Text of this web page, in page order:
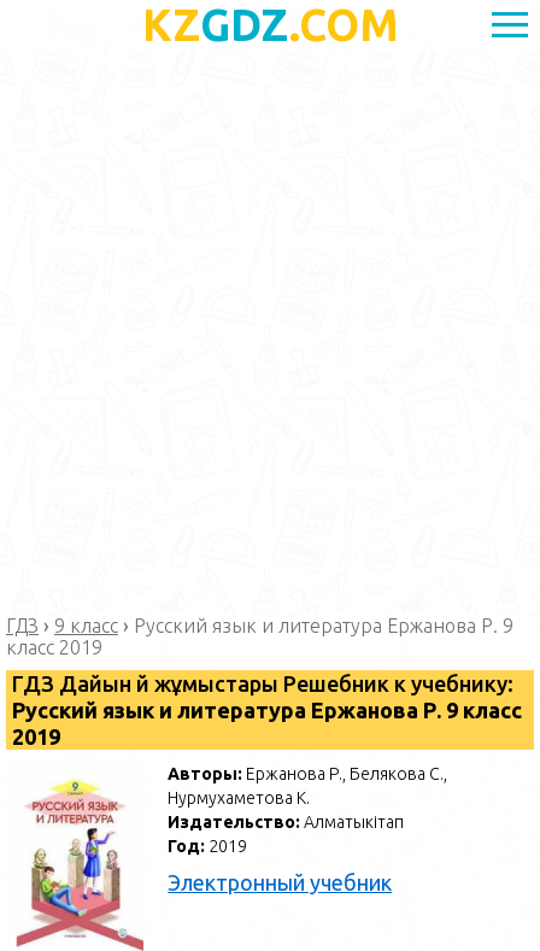
KZGDZ.COM
ГДЗ › 9 класс › Русский язык и литература Ержанова Р. 9
класс 2019
ГДЗ Дайын үй жұмыстары Решебник к учебнику:
Русский язык и литература Ержанова Р. 9 класс
2019
Авторы: Ержанова Р., Белякова С.,
Нурмухаметова К.
Издательство:Алматыкітап
Год: 2019
Электронный учебник